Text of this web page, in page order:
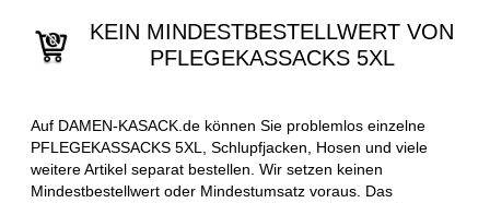
KEIN MINDESTBESTELLWERT VON
PFLEGEKASSACKS 5XL
Auf DAMEN-KASACK.de können Sie problemlos einzelne
PFLEGEKASSACKS 5XL, Schlupfjacken, Hosen und viele
weitere Artikel separat bestellen. Wir setzen keinen
Mindestbestellwert oder Mindestumsatz voraus. Das